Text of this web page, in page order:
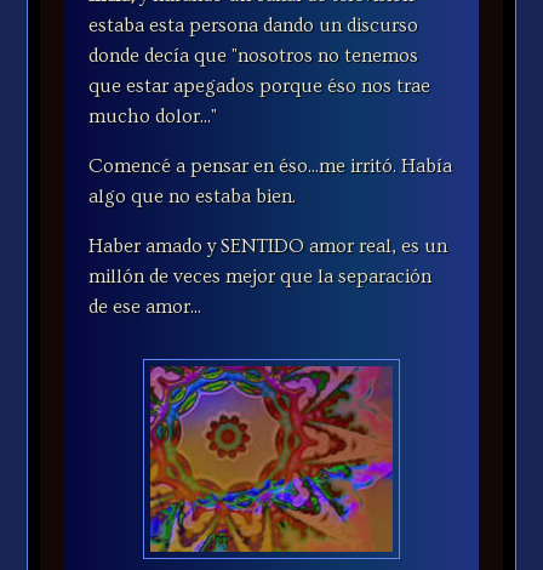
estaba esta persona dando un discurso
donde decía que "nosotros no tenemos
que estar apegados porque éso nos trae
mucho dolor..."
Comencé a pensar en éso...me irritó. Había
algo que no estaba bien.
Haber amado y SENTIDO amor real, es un
millón de veces mejor que la separación
de ese amor...